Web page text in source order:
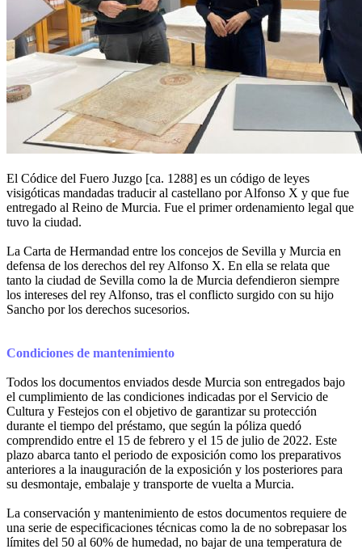
El Códice del Fuero Juzgo [ca. 1288] es un código de leyes
visigóticas mandadas traducir al castellano por Alfonso X y que fue
entregado al Reino de Murcia. Fue el primer ordenamiento legal que
tuvo la ciudad.
La Carta de Hermandad entre los concejos de Sevilla y Murcia en
defensa de los derechos del rey Alfonso X. En ella se relata que
tanto la ciudad de Sevilla como la de Murcia defendieron siempre
los intereses del rey Alfonso, tras el conflicto surgido con su hijo
Sancho por los derechos sucesorios.
Condiciones de mantenimiento
Todos los documentos enviados desde Murcia son entregados bajo
el cumplimiento de las condiciones indicadas por el Servicio de
Cultura y Festejos con el objetivo de garantizar su protección
durante el tiempo del préstamo, que según la póliza quedó
comprendido entre el 15 de febrero y el 15 de julio de 2022. Este
plazo abarca tanto el periodo de exposición como los preparativos
anteriores a la inauguración de la exposición y los posteriores para
su desmontaje, embalaje y transporte de vuelta a Murcia.
La conservación y mantenimiento de estos documentos requiere de
una serie de especificaciones técnicas como la de no sobrepasar los
límites del 50 al 60% de humedad, no bajar de una temperatura de